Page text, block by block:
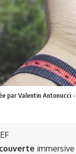
par Valentin Antonucci